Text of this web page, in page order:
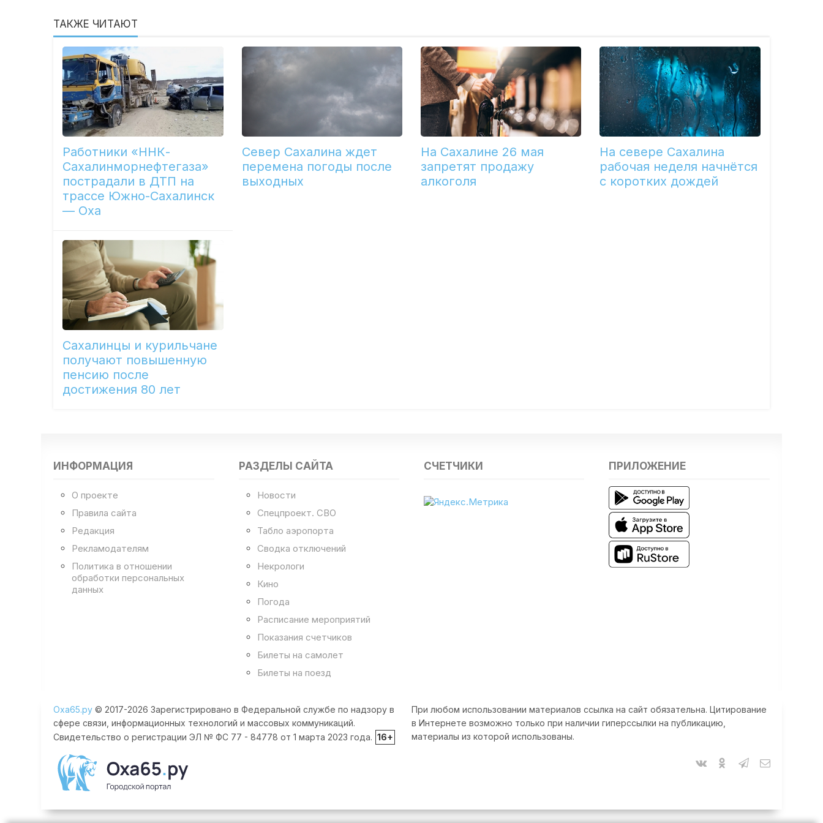
ТАКЖЕ ЧИТАЮТ
Работники «ННК-
Сахалинморнефтегаза»
пострадали в ДТП на
трассе Южно-Сахалинск
— Оха
Север Сахалина ждет
перемена погоды после
выходных
На Сахалине 26 мая
запретят продажу
алкоголя
На севере Сахалина
рабочая неделя начнётся
с коротких дождей
Сахалинцы и курильчане
получают повышенную
пенсию после
достижения 80 лет
ИНФОРМАЦИЯ
О проекте
Правила сайта
Редакция
Рекламодателям
Политика в отношении
обработки персональных
данных
РАЗДЕЛЫ САЙТА
Новости
Спецпроект. СВО
Табло аэропорта
Сводка отключений
Некрологи
Кино
Погода
Расписание мероприятий
Показания счетчиков
Билеты на самолет
Билеты на поезд
СЧЕТЧИКИ ПРИЛОЖЕНИЕ
При любом использовании материалов ссылка на сайт обязательна. Цитирование
в Интернете возможно только при наличии гиперссылки на публикацию,
материалы из которой использованы.
Оха65.ру © 2017-2026 Зарегистрировано в Федеральной службе по надзору в
сфере связи, информационных технологий и массовых коммуникаций.
Свидетельство о регистрации ЭЛ № ФС 77 - 84778 от 1 марта 2023 года. 16+